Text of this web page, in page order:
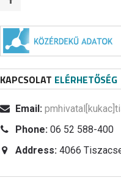
KAPCSOLAT ELÉRHETŐSÉG
Email:
Phone: 06 52 588-400
Address: 4066